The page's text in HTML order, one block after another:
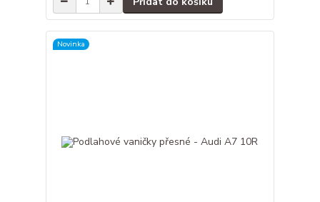
Novinka